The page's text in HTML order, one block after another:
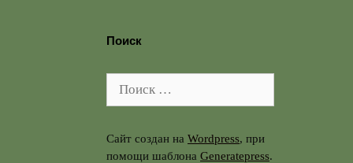
Поиск
Поиск:
Сайт создан на Wordpress, при
помощи шаблона Generatepress.